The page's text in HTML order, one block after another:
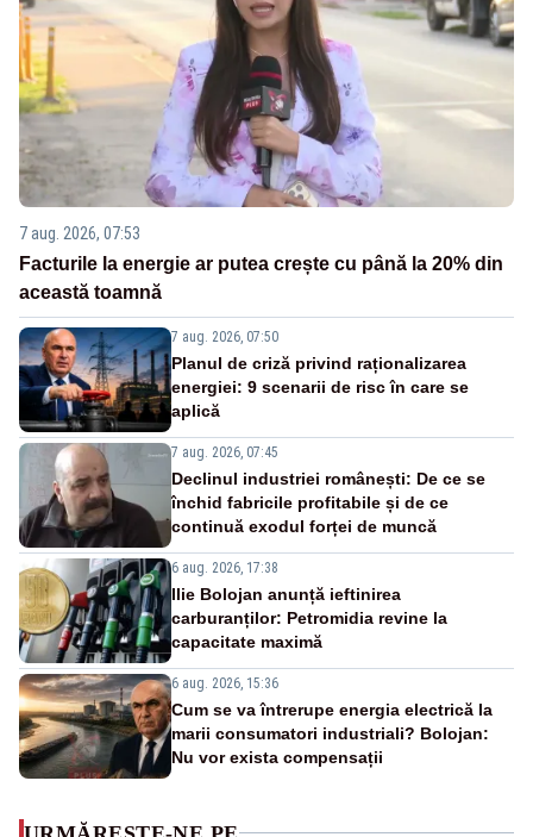
7 aug. 2026, 07:53
Facturile la energie ar putea crește cu până la 20% din
această toamnă
7 aug. 2026, 07:50
Planul de criză privind raționalizarea
energiei: 9 scenarii de risc în care se
aplică
7 aug. 2026, 07:45
Declinul industriei românești: De ce se
închid fabricile profitabile și de ce
continuă exodul forței de muncă
6 aug. 2026, 17:38
Ilie Bolojan anunță ieftinirea
carburanților: Petromidia revine la
capacitate maximă
6 aug. 2026, 15:36
Cum se va întrerupe energia electrică la
marii consumatori industriali? Bolojan:
Nu vor exista compensații